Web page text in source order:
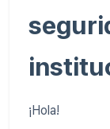
¡Hola!